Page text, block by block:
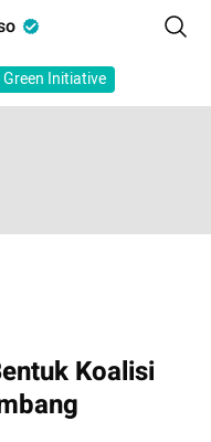
Green Initiative
Koalisi